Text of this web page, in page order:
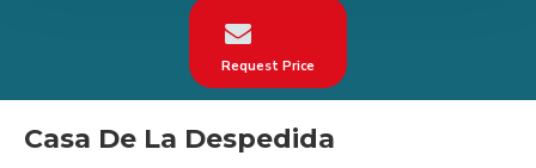
Request Price
Casa De La Despedida